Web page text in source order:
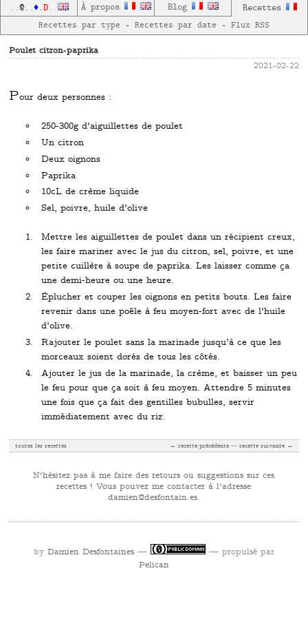
..@..♦.D. À propos Blog Recettes
Recettes par type — Recettes par date — Flux RSS
Poulet citron-paprika
2021-02-22
Pour deux personnes :
250-300g d'aiguillettes de poulet
Un citron
Deux oignons
Paprika
10cL de crème liquide
Sel, poivre, huile d'olive
Mettre les aiguillettes de poulet dans un récipient creux,
les faire mariner avec le jus du citron, sel, poivre, et une
petite cuillère à soupe de paprika. Les laisser comme ça
une demi-heure ou une heure.
Éplucher et couper les oignons en petits bouts. Les faire
revenir dans une poêle à feu moyen-fort avec de l'huile
d'olive.
Rajouter le poulet sans la marinade jusqu'à ce que les
morceaux soient dorés de tous les côtés.
Ajouter le jus de la marinade, la crème, et baisser un peu
le feu pour que ça soit à feu moyen. Attendre 5 minutes
une fois que ça fait des gentilles bubulles, servir
immédiatement avec du riz.
← recette précédente recette suivante →
toutes les recettes
N'hésitez pas à me faire des retours ou suggestions sur ces
recettes ! Vous pouvez me contacter à l'adresse
se.niatnofsed@neimad.
by Damien Desfontaines —
— propulsé par
Pelican